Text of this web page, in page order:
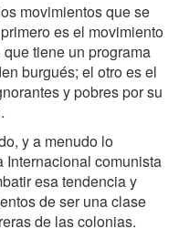
movimientos que se
es el movimiento
tiene un programa
burgués; el otro es el
y pobres por su
y a menudo lo
Internacional comunista
esa tendencia y
de ser una clase
de las colonias.